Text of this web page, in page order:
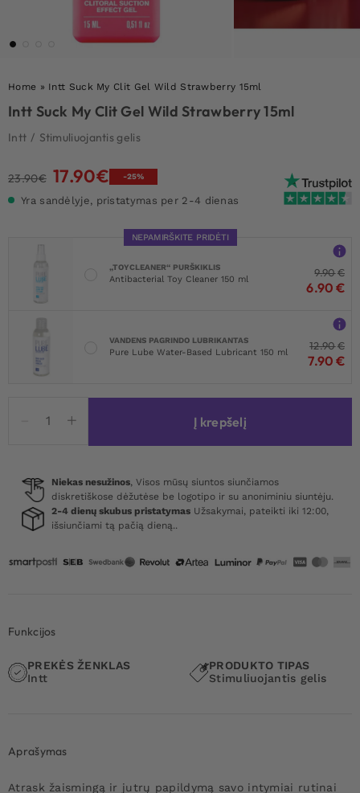
Home » Intt Suck My Clit Gel Wild Strawberry 15ml
Intt Suck My Clit Gel Wild Strawberry 15ml
Intt / Stimuliuojantis gelis
23.90€ Original
was:
17.90€Current
17.90€.
-25%
Yra sandėlyje, pristatymas per 2-4 dienas
NEPAMIRŠKITE PRIDĖTI
„TOYCLEANER“ PURŠKIKLIS
Antibacterial Toy Cleaner 150 ml
9.90€
6.90 €
VANDENS PAGRINDO LUBRIKANTAS
Pure Lube Water-Based Lubricant 150 ml
12.90€
7.90 €
kiekis:
My
Clit
Gel
Strawberry
Į krepšelį
Niekas nesužinos, Visos mūsų siuntos siunčiamos
diskretiškose dėžutėse be logotipo ir su anoniminiu siuntėju.
2-4 dienų skubus pristatymas Užsakymai, pateikti iki 12:00,
išsiunčiami tą pačią dieną..
Funkcijos
PREKĖS ŽENKLAS
Intt
PRODUKTO TIPAS
Stimuliuojantis gelis
Aprašymas
Atrask žaismingą ir jutrų papildymą savo intymiai rutinai